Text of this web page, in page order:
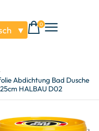
▼
0
Abdichtung Bad Dusche
HALBAU D02